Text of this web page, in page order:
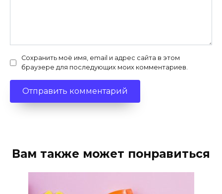
Сохранить моё имя, email и адрес сайта в этом
браузере для последующих моих комментариев.
Вам также может понравиться